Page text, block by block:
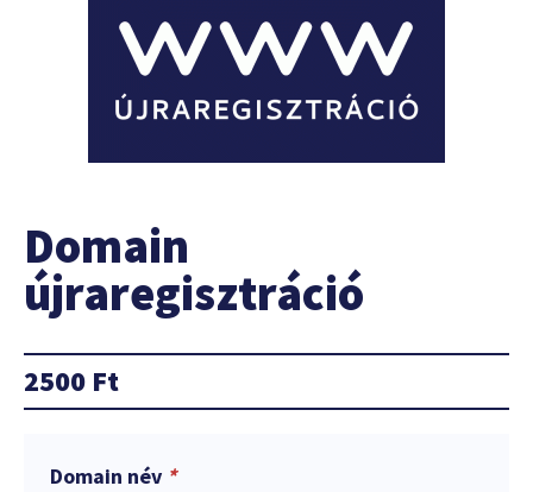
Domain
újraregisztráció
2500 Ft
Domain név *